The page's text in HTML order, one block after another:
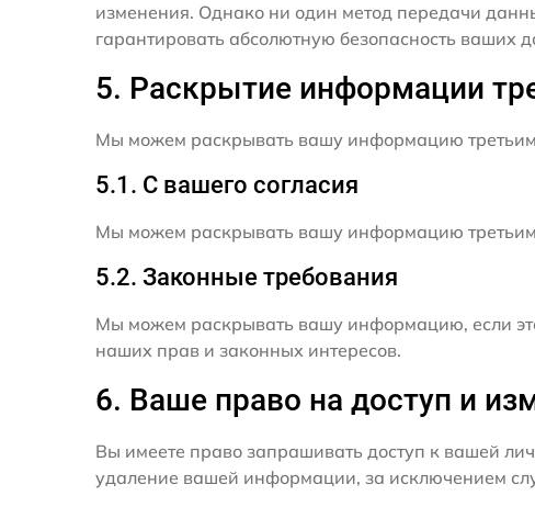
изменения. Однако ни один метод передачи
гарантировать абсолютную безопасность ваших
5. Раскрытие информации
Мы можем раскрывать вашу информацию
5.1. С вашего согласия
Мы можем раскрывать вашу информацию третьим
5.2. Законные требования
Мы можем раскрывать вашу информацию, если
наших прав и законных интересов.
6. Ваше право на доступ и
Вы имеете право запрашивать доступ к вашей
удаление вашей информации, за исключением